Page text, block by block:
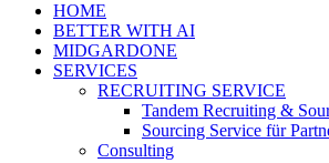
HOME
BETTER WITH AI
MIDGARDONE
SERVICES
RECRUITING SERVICE
Tandem Recruiting &
Sourcing Service für
Consulting